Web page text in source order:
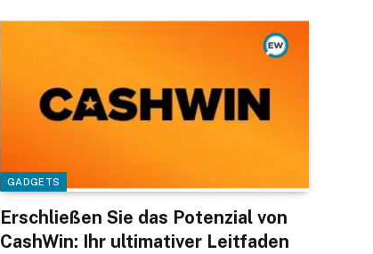
GADGETS
Erschließen Sie das Potenzial von
CashWin: Ihr ultimativer Leitfaden